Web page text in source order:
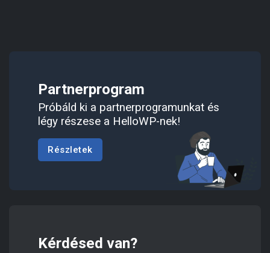
Partnerprogram
Próbáld ki a partnerprogramunkat és
légy részese a HelloWP-nek!
Részletek
Kérdésed van?